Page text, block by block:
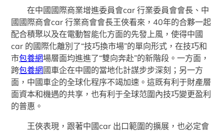
在中國國際商業增進委員會car 行業委員會會長、中
國國際商會car 行業商會會長王俠看來，40年的合夥一起
配合積聚以及在電動智能化方面的先發上風，使得中國
car 的國際化離別了“技巧換市場”的單向形式，在技巧和
市包養網場層面均進進了“雙向奔赴”的新階段。一方面，
跨包養網 國車企在中國的當地化計謀步步深刻；另一方
面，中國車企的全球化程序不竭加速。這既有利于財產層
面資本和機遇的共享，也有利于全球范圍內技巧變更盈利
的普惠。
王俠表現，跟著中國car 出口範圍的擴展，也必定會